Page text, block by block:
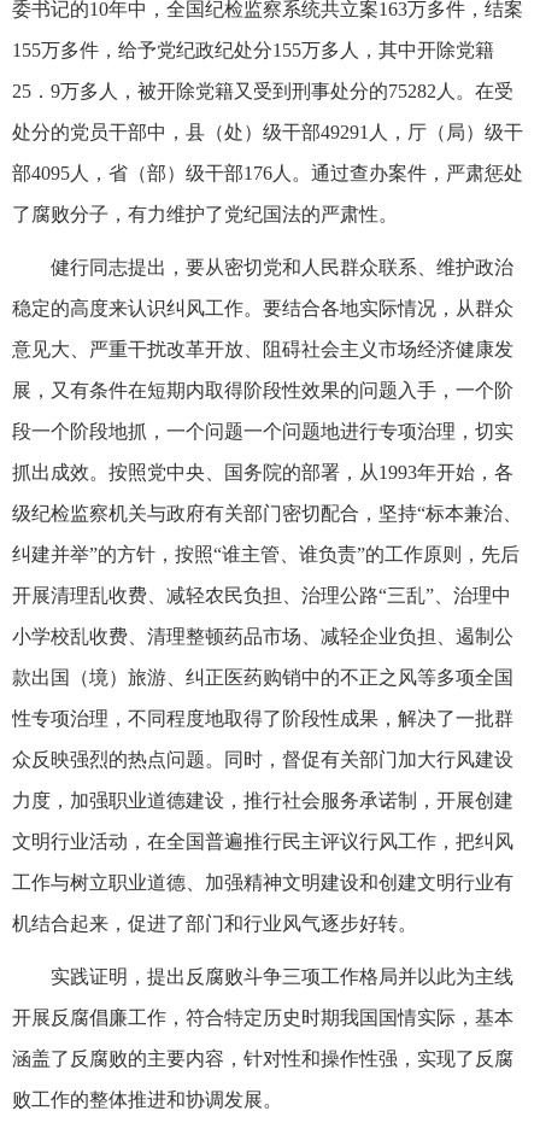
委书记的10年中，全国纪检监察系统共立案163万多件，结案
155万多件，给予党纪政纪处分155万多人，其中开除党籍
25．9万多人，被开除党籍又受到刑事处分的75282人。在受
处分的党员干部中，县（处）级干部49291人，厅（局）级干
部4095人，省（部）级干部176人。通过查办案件，严肃惩处
了腐败分子，有力维护了党纪国法的严肃性。
健行同志提出，要从密切党和人民群众联系、维护政治
稳定的高度来认识纠风工作。要结合各地实际情况，从群众
意见大、严重干扰改革开放、阻碍社会主义市场经济健康发
展，又有条件在短期内取得阶段性效果的问题入手，一个阶
段一个阶段地抓，一个问题一个问题地进行专项治理，切实
抓出成效。按照党中央、国务院的部署，从1993年开始，各
级纪检监察机关与政府有关部门密切配合，坚持“标本兼治、
纠建并举”的方针，按照“谁主管、谁负责”的工作原则，先后
开展清理乱收费、减轻农民负担、治理公路“三乱”、治理中
小学校乱收费、清理整顿药品市场、减轻企业负担、遏制公
款出国（境）旅游、纠正医药购销中的不正之风等多项全国
性专项治理，不同程度地取得了阶段性成果，解决了一批群
众反映强烈的热点问题。同时，督促有关部门加大行风建设
力度，加强职业道德建设，推行社会服务承诺制，开展创建
文明行业活动，在全国普遍推行民主评议行风工作，把纠风
工作与树立职业道德、加强精神文明建设和创建文明行业有
机结合起来，促进了部门和行业风气逐步好转。
实践证明，提出反腐败斗争三项工作格局并以此为主线
开展反腐倡廉工作，符合特定历史时期我国国情实际，基本
涵盖了反腐败的主要内容，针对性和操作性强，实现了反腐
败工作的整体推进和协调发展。